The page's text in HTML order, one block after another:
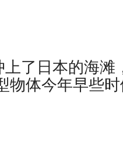
了日本的海
物体今年早些